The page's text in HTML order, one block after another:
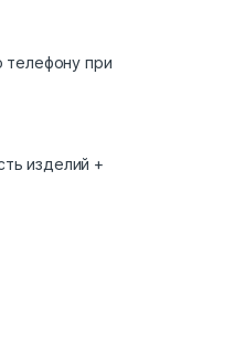
телефону при
изделий +